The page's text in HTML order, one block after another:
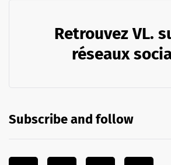
Retrouvez VL.
réseaux
Subscribe and follow